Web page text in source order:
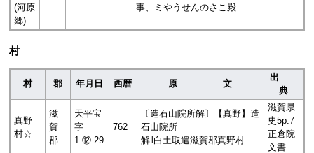
(河原
郷)
事、ミやうせんのさこ殿
村
村 郡 年月日 西暦 原 文
出
典
真野
村☆
滋
賀
郡
天平宝
字
1.⑫.29
762
〔造石山院所解〕【真野】造
石山院所
解‖白土取遣滋賀郡真野村
滋賀県
史5p.7
正倉院
文書